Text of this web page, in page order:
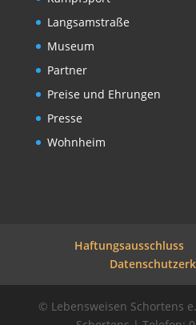
Langsamstraße
Museum
Partner
Preise und Ehrungen
Presse
Wohnheim
Haftungsausschluss
© Lebensweisen Schortens